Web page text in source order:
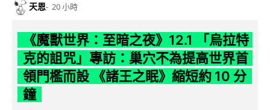
天恩 20 小時
《魔獸世界：至暗之夜》12.1 「烏拉特
克的詛咒」專訪：巢穴不為提高世界首
領門檻而設 《諸王之眠》縮短約 10 分
鐘